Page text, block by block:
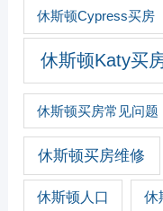
休斯顿Cypress买房
休斯顿Katy买
休斯顿买房常见问题
休斯顿买房维修
休斯顿人口 休